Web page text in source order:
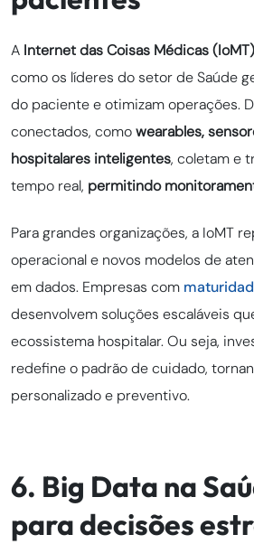
A Internet das Coisas Médicas (IoMT)
como os líderes do setor de Saúde
do paciente e otimizam operações.
conectados, comowearables,
hospitalares inteligentes, coletam e
tempo real, permitindo
Para grandes organizações, a IoMT
operacional e novos modelos de
em dados. Empresas com
desenvolvem soluções escaláveis
ecossistema hospitalar. Ou seja,
redefine o padrão de cuidado,
personalizado e preventivo.
6. Big Data na
para decisões